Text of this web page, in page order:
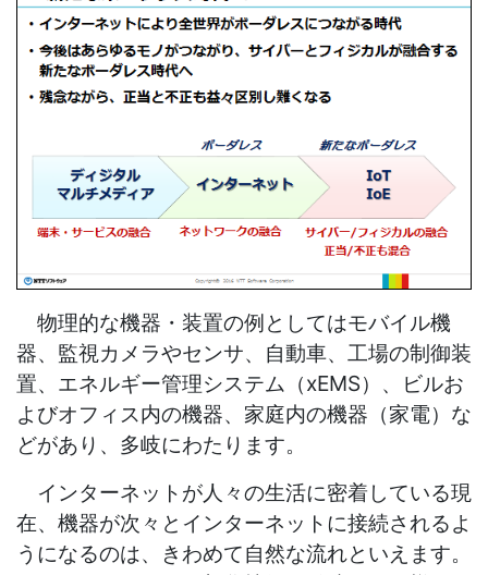
物理的な機器・装置の例としてはモバイル機
器、監視カメラやセンサ、自動車、工場の制御装
置、エネルギー管理システム（xEMS）、ビルお
よびオフィス内の機器、家庭内の機器（家電）な
どがあり、多岐にわたります。
インターネットが人々の生活に密着している現
在、機器が次々とインターネットに接続されるよ
うになるのは、きわめて自然な流れといえます。